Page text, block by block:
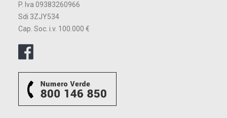
P. Iva 09383260966
Sdi 3ZJY534
Cap. Soc. i.v. 100.000 €